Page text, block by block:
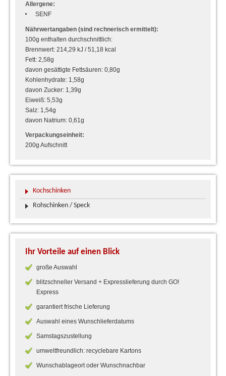
Allergene:
SENF
Nährwertangaben (sind rechnerisch ermittelt):
100g enthalten durchschnittlich:
Brennwert: 214,29 kJ / 51,18 kcal
Fett: 2,58g
davon gesättigte Fettsäuren: 0,80g
Kohlenhydrate: 1,58g
davon Zucker: 1,39g
Eiweiß: 5,53g
Salz: 1,54g
davon Natrium: 0,61g
Verpackungseinheit:
200g Aufschnitt
Kochschinken
Rohschinken / Speck
Ihr Vorteile auf einen Blick
große Auswahl
blitzschneller Versand + Expresslieferung durch GO!
Express
garantiert frische Lieferung
Auswahl eines Wunschlieferdatums
Samstagszustellung
umweltfreundlich: recyclebare Kartons
Wunschablageort oder Wunschnachbar